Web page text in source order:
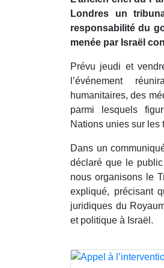
Londres un
responsabilité du
menée par Israël
Prévu jeudi et
l’événement
humanitaires, des
parmi lesquels
Nations unies sur les
Dans un
déclaré que le
nous organisons le
expliqué, précisant
juridiques du
et politique à Israël.